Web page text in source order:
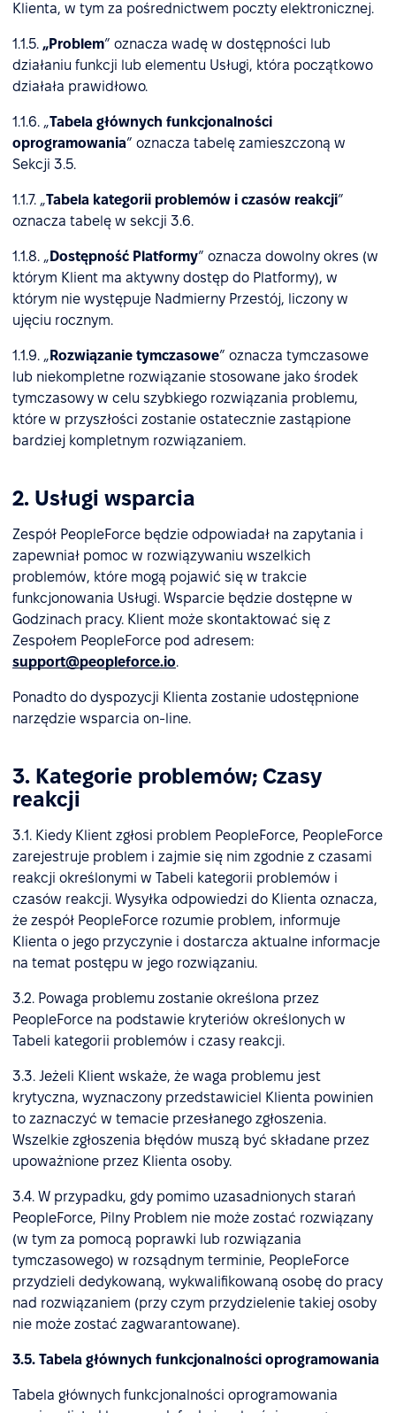
Klienta, w tym za pośrednictwem poczty elektronicznej.
1.1.5. „Problem” oznacza wadę w dostępności lub
działaniu funkcji lub elementu Usługi, która początkowo
działała prawidłowo.
1.1.6. „Tabela głównych funkcjonalności
oprogramowania” oznacza tabelę zamieszczoną w
Sekcji 3.5.
1.1.7. „Tabela kategorii problemów i czasów reakcji”
oznacza tabelę w sekcji 3.6.
1.1.8. „ Dostępność Platformy” oznacza dowolny okres (w
którym Klient ma aktywny dostęp do Platformy), w
którym nie występuje Nadmierny Przestój, liczony w
ujęciu rocznym.
1.1.9. „ Rozwiązanie tymczasowe” oznacza tymczasowe
lub niekompletne rozwiązanie stosowane jako środek
tymczasowy w celu szybkiego rozwiązania problemu,
które w przyszłości zostanie ostatecznie zastąpione
bardziej kompletnym rozwiązaniem.
2. Usługi wsparcia
Zespół PeopleForce będzie odpowiadał na zapytania i
zapewniał pomoc w rozwiązywaniu wszelkich
problemów, które mogą pojawić się w trakcie
funkcjonowania Usługi. Wsparcie będzie dostępne w
Godzinach pracy. Klient może skontaktować się z
Zespołem PeopleForce pod adresem:
support@peopleforce.io.
Ponadto do dyspozycji Klienta zostanie udostępnione
narzędzie wsparcia on-line.
3. Kategorie problemów; Czasy
reakcji
3.1. Kiedy Klient zgłosi problem PeopleForce, PeopleForce
zarejestruje problem i zajmie się nim zgodnie z czasami
reakcji określonymi w Tabeli kategorii problemów i
czasów reakcji. Wysyłka odpowiedzi do Klienta oznacza,
że zespół PeopleForce rozumie problem, informuje
Klienta o jego przyczynie i dostarcza aktualne informacje
na temat postępu w jego rozwiązaniu.
3.2. Powaga problemu zostanie określona przez
PeopleForce na podstawie kryteriów określonych w
Tabeli kategorii problemów i czasy reakcji.
3.3. Jeżeli Klient wskaże, że waga problemu jest
krytyczna, wyznaczony przedstawiciel Klienta powinien
to zaznaczyć w temacie przesłanego zgłoszenia.
Wszelkie zgłoszenia błędów muszą być składane przez
upoważnione przez Klienta osoby.
3.4. W przypadku, gdy pomimo uzasadnionych starań
PeopleForce, Pilny Problem nie może zostać rozwiązany
(w tym za pomocą poprawki lub rozwiązania
tymczasowego) w rozsądnym terminie, PeopleForce
przydzieli dedykowaną, wykwalifikowaną osobę do pracy
nad rozwiązaniem (przy czym przydzielenie takiej osoby
nie może zostać zagwarantowane).
3.5. Tabela głównych funkcjonalności oprogramowania
Tabela głównych funkcjonalności oprogramowania